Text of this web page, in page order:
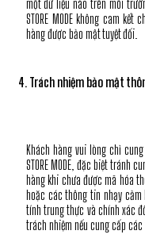
một dữ liệu nào trên môi
STORE MODE không cam
hàng được bảo mật tuyệt đối.
4. Trách nhiệm bảo mật
Khách hàng vui lòng chỉ
STORE MODE, đặc biệt tránh
hàng khi chưa được mã hóa
hoặc các thông tin nhạy
tính trung thực và chính xác
trách nhiệm nếu cung cấp